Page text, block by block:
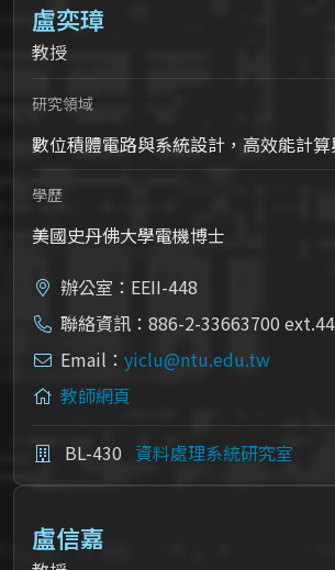
盧奕璋
教授
研究領域
數位積體電路與系統設計，高效能計
學歷
美國史丹佛大學電機博士
辦公室：EEII-448
聯絡資訊：886-2-33663700
Email： yiclu@ntu.edu.tw
教師網頁
BL-430 資料處理系統研究室
盧信嘉